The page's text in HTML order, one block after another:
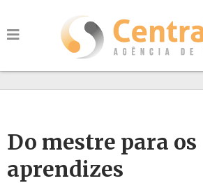
Do mestre para os
aprendizes